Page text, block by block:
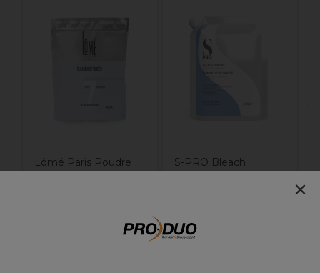
Lômé Paris Poudre
décolorante 450g
S-PRO Bleach
Powder Blue 500g
×